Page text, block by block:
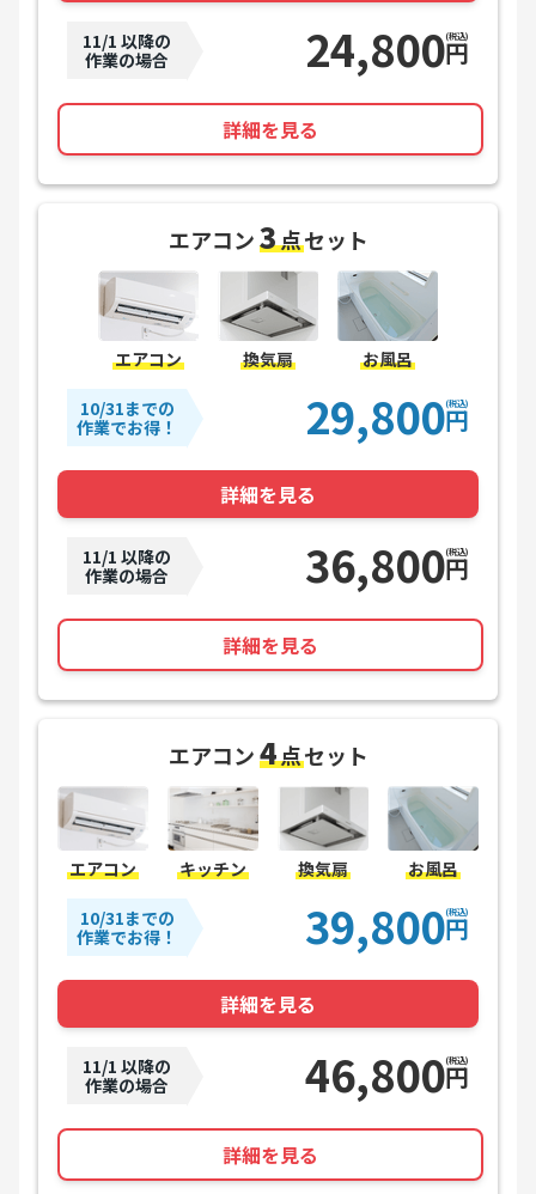
11/1 以降の
作業の場合
24,800円
(税込)
詳細を見る
エアコン3点セット
エアコン 換気扇 お風呂
10/31までの
作業でお得！
29,800円
(税込)
詳細を見る
11/1 以降の
作業の場合
36,800円
(税込)
詳細を見る
エアコン4点セット
エアコン キッチン 換気扇 お風呂
10/31までの
作業でお得！
39,800円
(税込)
詳細を見る
11/1 以降の
作業の場合
46,800円
(税込)
詳細を見る